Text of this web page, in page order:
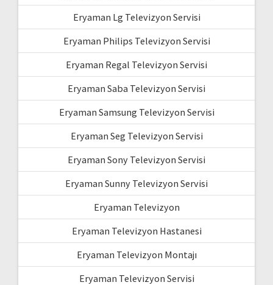
Eryaman Lg Televizyon Servisi
Eryaman Philips Televizyon Servisi
Eryaman Regal Televizyon Servisi
Eryaman Saba Televizyon Servisi
Eryaman Samsung Televizyon Servisi
Eryaman Seg Televizyon Servisi
Eryaman Sony Televizyon Servisi
Eryaman Sunny Televizyon Servisi
Eryaman Televizyon
Eryaman Televizyon Hastanesi
Eryaman Televizyon Montajı
Eryaman Televizyon Servisi